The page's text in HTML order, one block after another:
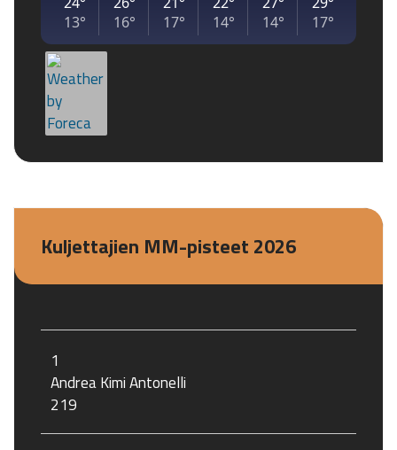
Kuljettajien MM-pisteet 2026
1
Andrea Kimi Antonelli
219